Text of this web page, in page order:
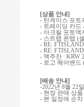
[상품 안내]
- 틴케이스 포토
- 트레이딩 카드
- 아크릴 포토액
- 스트랩 폰탭 (
- RE: FTISLAND
- RE: FTISLAND
- 맥주잔 : KRW
- 로고 헤어밴드
[배송 안내]
-2022년 8월 22일
- 현장 판매 상품
- 본 일정에 순